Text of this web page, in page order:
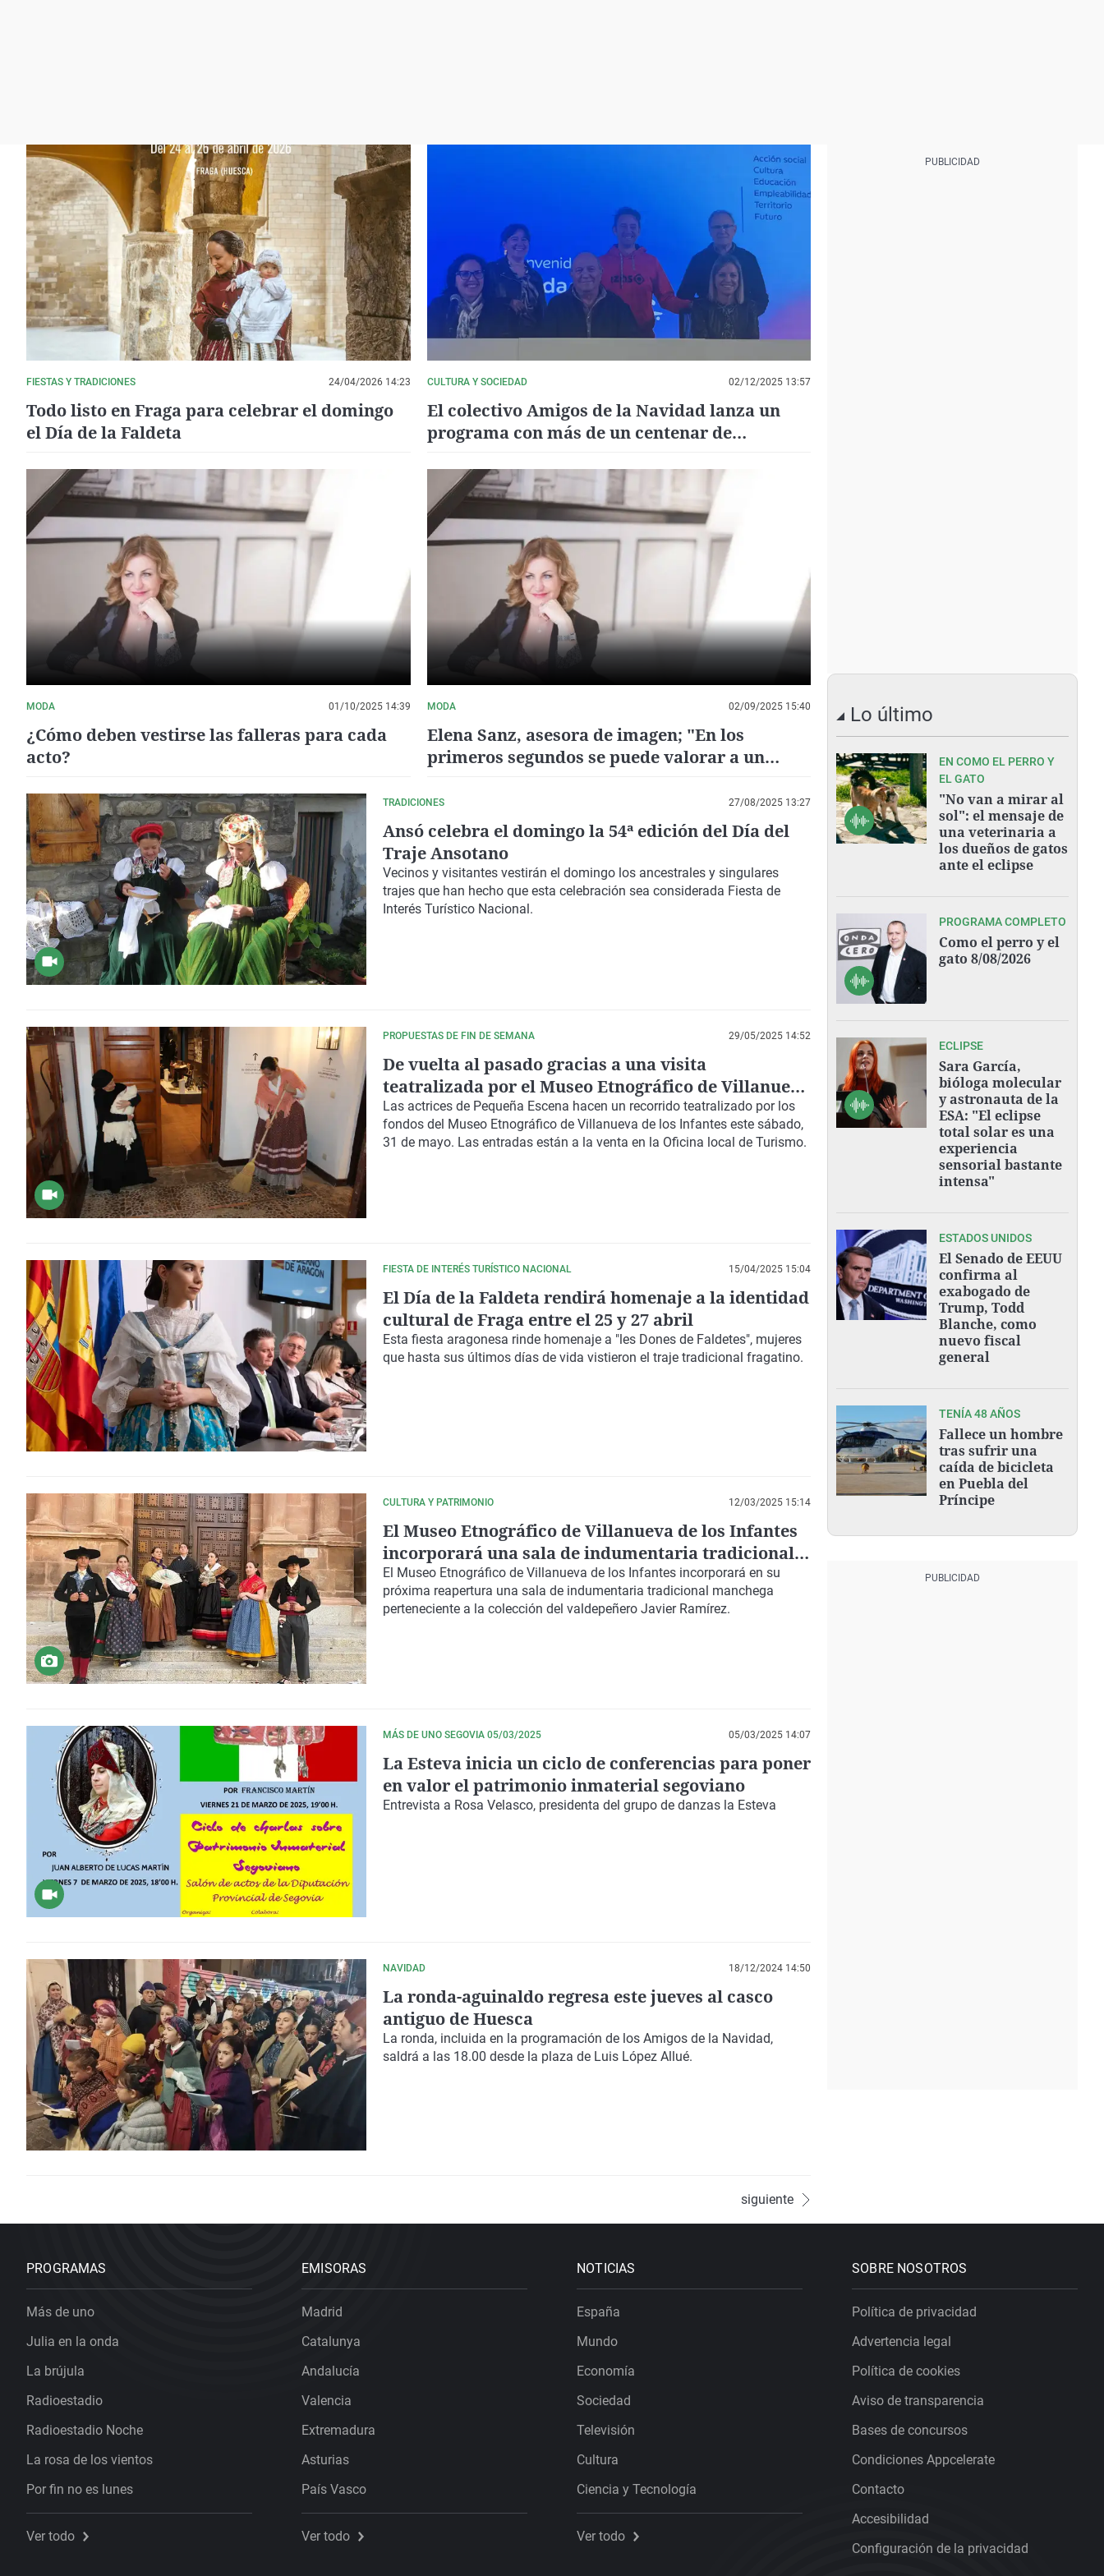
FIESTAS Y TRADICIONES 24/04/2026 14:23
Todo listo en Fraga para celebrar el domingo
el Día de la Faldeta
CULTURA Y SOCIEDAD 02/12/2025 13:57
El colectivo Amigos de la Navidad lanza un
programa con más de un centenar de
MODA 01/10/2025 14:39
¿Cómo deben vestirse las falleras para cada
acto?
MODA 02/09/2025 15:40
Elena Sanz, asesora de imagen; "En los
primeros segundos se puede valorar a un
TRADICIONES 27/08/2025 13:27
Ansó celebra el domingo la 54ª edición del Día del
Traje Ansotano
Vecinos y visitantes vestirán el domingo los ancestrales y singulares
trajes que han hecho que esta celebración sea considerada Fiesta de
Interés Turístico Nacional.
PROPUESTAS DE FIN DE SEMANA 29/05/2025 14:52
De vuelta al pasado gracias a una visita
teatralizada por el Museo Etnográfico de Villanueva
de los Infantes
Las actrices de Pequeña Escena hacen un recorrido teatralizado por los
fondos del Museo Etnográfico de Villanueva de los Infantes este sábado,
31 de mayo. Las entradas están a la venta en la Oficina local de Turismo.
FIESTA DE INTERÉS TURÍSTICO NACIONAL 15/04/2025 15:04
El Día de la Faldeta rendirá homenaje a la identidad
cultural de Fraga entre el 25 y 27 abril
Esta fiesta aragonesa rinde homenaje a "les Dones de Faldetes", mujeres
que hasta sus últimos días de vida vistieron el traje tradicional fragatino.
CULTURA Y PATRIMONIO 12/03/2025 15:14
El Museo Etnográfico de Villanueva de los Infantes
incorporará una sala de indumentaria tradicional
manchega del valdepeñero Javier Ramírez
El Museo Etnográfico de Villanueva de los Infantes incorporará en su
próxima reapertura una sala de indumentaria tradicional manchega
perteneciente a la colección del valdepeñero Javier Ramírez.
MÁS DE UNO SEGOVIA 05/03/2025 05/03/2025 14:07
La Esteva inicia un ciclo de conferencias para poner
en valor el patrimonio inmaterial segoviano
Entrevista a Rosa Velasco, presidenta del grupo de danzas la Esteva
NAVIDAD 18/12/2024 14:50
La ronda-aguinaldo regresa este jueves al casco
antiguo de Huesca
La ronda, incluida en la programación de los Amigos de la Navidad,
saldrá a las 18.00 desde la plaza de Luis López Allué.
siguiente
Lo último
EN COMO EL PERRO Y
EL GATO
"No van a mirar al
sol": el mensaje de
una veterinaria a
los dueños de gatos
ante el eclipse
PROGRAMA COMPLETO
Como el perro y el
gato 8/08/2026
ECLIPSE
Sara García,
bióloga molecular
y astronauta de la
ESA: "El eclipse
total solar es una
experiencia
sensorial bastante
intensa"
ESTADOS UNIDOS
El Senado de EEUU
confirma al
exabogado de
Trump, Todd
Blanche, como
nuevo fiscal
general
TENÍA 48 AÑOS
Fallece un hombre
tras sufrir una
caída de bicicleta
en Puebla del
Príncipe
PROGRAMAS
Más de uno
Julia en la onda
La brújula
Radioestadio
Radioestadio Noche
La rosa de los vientos
Por fin no es lunes
Ver todo
EMISORAS
Madrid
Catalunya
Andalucía
Valencia
Extremadura
Asturias
País Vasco
Ver todo
NOTICIAS
España
Mundo
Economía
Sociedad
Televisión
Cultura
Ciencia y Tecnología
Ver todo
SOBRE NOSOTROS
Política de privacidad
Advertencia legal
Política de cookies
Aviso de transparencia
Bases de concursos
Condiciones Appcelerate
Contacto
Accesibilidad
Configuración de la privacidad